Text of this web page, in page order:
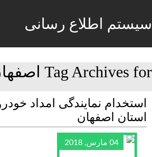
سیستم اطلاع رسانی
Tag Archives for اصفهان خودرو
استخدام نمایندگی امداد
استان اصفهان
04 مارس, 2018